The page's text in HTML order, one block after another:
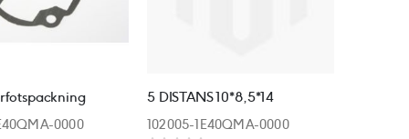
0000
5 DISTANS 10*8,5*14
102005-1E40QMA-0000